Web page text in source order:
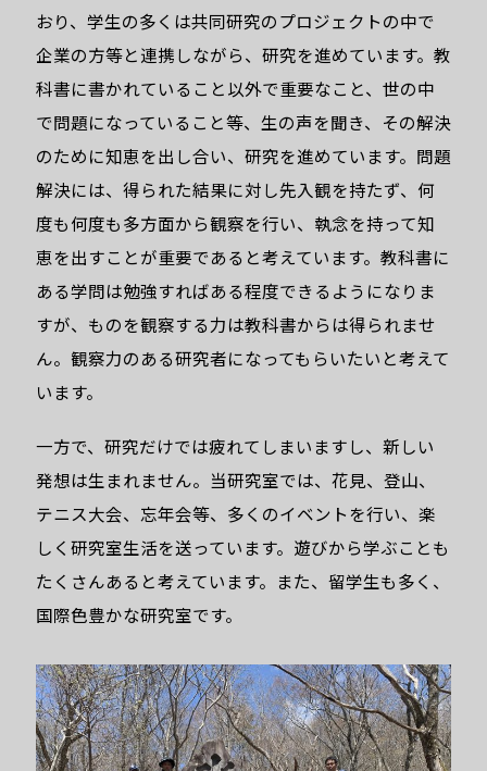
おり、学生の多くは共同研究のプロジェクトの中で
企業の方等と連携しながら、研究を進めています。教
科書に書かれていること以外で重要なこと、世の中
で問題になっていること等、生の声を聞き、その解決
のために知恵を出し合い、研究を進めています。問題
解決には、得られた結果に対し先入観を持たず、何
度も何度も多方面から観察を行い、執念を持って知
恵を出すことが重要であると考えています。教科書に
ある学問は勉強すればある程度できるようになりま
すが、ものを観察する力は教科書からは得られませ
ん。観察力のある研究者になってもらいたいと考えて
います。
一方で、研究だけでは疲れてしまいますし、新しい
発想は生まれません。当研究室では、花見、登山、
テニス大会、忘年会等、多くのイベントを行い、楽
しく研究室生活を送っています。遊びから学ぶことも
たくさんあると考えています。また、留学生も多く、
国際色豊かな研究室です。